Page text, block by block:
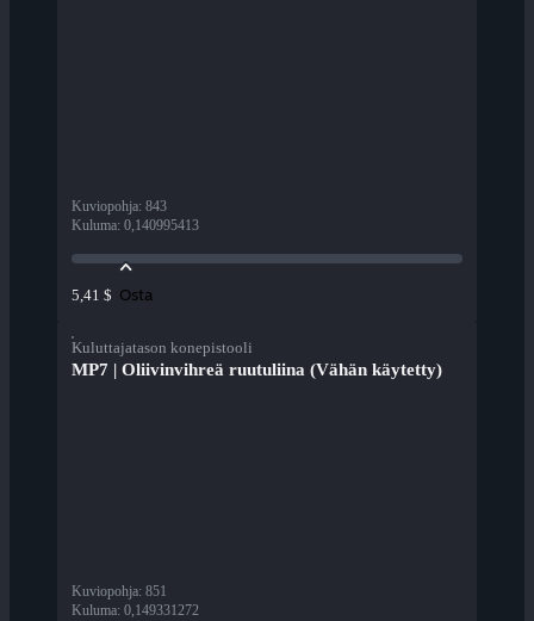
Kuviopohja: 843
Kuluma: 0,140995413
5,41 $ Osta
Kuluttajatason konepistooli
MP7 | Oliivinvihreä ruutuliina (Vähän käytetty)
Kuviopohja: 851
Kuluma: 0,149331272